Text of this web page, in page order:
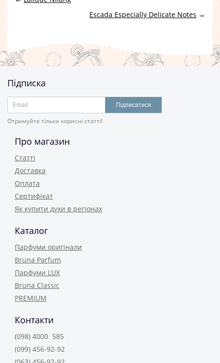
Escada Especially Delicate Notes →
Підписка
Підписатися
Отримуйте тільки корисні статті!
Про магазин
Статті
Доставка
Оплата
Сертифікат
Як купити духи в регіонах
Каталог
Парфуми оригінали
Bruna Parfum
Парфуми LUX
Bruna Classic
PREMIUM
Контакти
(098) 4000 585
(099) 456-92-92